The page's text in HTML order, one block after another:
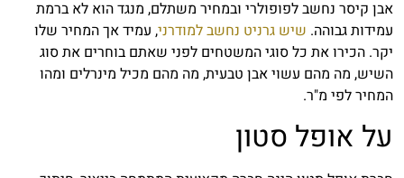
אבן קיסר נחשב לפופולרי ובמחיר משתלם, מנגד הוא לא ברמת
עמידות גבוהה. שיש גרניט נחשב למודרני, עמיד אך המחיר שלו
יקר. הכירו את כל סוגי המשטחים לפני שאתם בוחרים את סוג
השיש, מה מהם עשוי אבן טבעית, מה מהם מכיל מינרלים ומהו
המחיר לפי מ"ר.
על אופל סטון